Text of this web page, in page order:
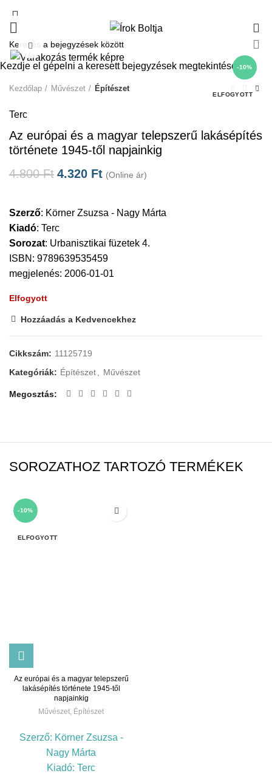
-10%
ELFOGYOTT
Click to enlarge
Kezdőlap Művészet Építészet
Terc
Az európai és a magyar telepszerű lakásépítés
története 1945-től napjainkig
4.800Ft 4.320 Ft (Online ár)
Szerző: Körner Zsuzsa - Nagy Márta
Kiadó: Terc
Sorozat: Urbanisztikai füzetek 4.
ISBN: 9789639535459
megjelenés: 2006-01-01
Elfogyott
Hozzáadás a Kedvencekhez
Cikkszám: 11125719
Kategóriák: Építészet, Művészet
Megosztás
SOROZATHOZ TARTOZÓ TERMÉKEK
-10%
ELFOGYOTT
Az európai és a magyar telepszerű
lakásépítés története 1945-től
napjainkig
Művészet, Építészet
Szerző: Körner Zsuzsa -
Nagy Márta
Kiadó: Terc
Kezdje el gépelni a keresett bejegyzések megtekintéséhez.